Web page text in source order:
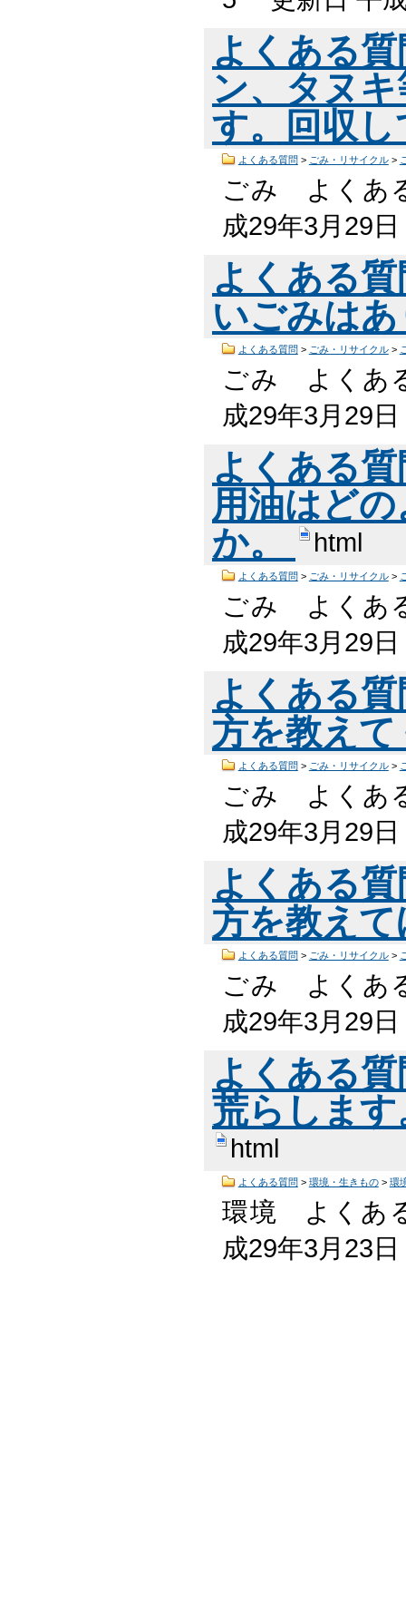
よくある
ン、タヌ
す。回収
よくある質問 > ごみ・リサイクル>
ごみ よくあ
成29年3月29
よくある
いごみは
よくある質問 > ごみ・リサイクル>
ごみ よくあ
成29年3月29
よくある
用油はど
か。
html
よくある質問 > ごみ・リサイクル>
ごみ よくあ
成29年3月29
よくある
方を教え
よくある質問 > ごみ・リサイクル>
ごみ よくあ
成29年3月29
よくある
方を教え
よくある質問 > ごみ・リサイクル>
ごみ よくあ
成29年3月29
よくある
荒らしま
html
よくある質問 > 環境・生きもの> 環
環境 よくあ
成29年3月23